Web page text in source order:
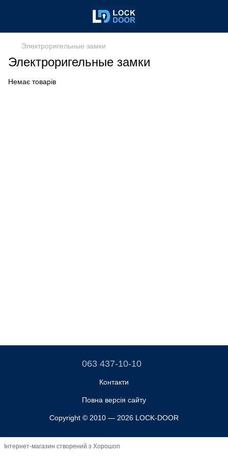
Электроригельные замки
Электроригельные замки
Немає товарів
063 437-10-10
Контакти
Повна версія сайту
Copyright © 2010 — 2026 LOCK-DOOR
Інтернет-магазин створений з Хорошоп